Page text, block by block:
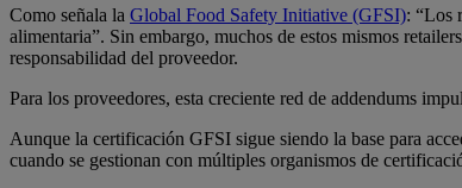
Como señala la Global Food Safety Initiative (GFSI): “Los
alimentaria”. Sin embargo, muchos de estos mismos
responsabilidad del proveedor.
Para los proveedores, esta creciente red de addendums
Aunque la certificación GFSI sigue siendo la base para
cuando se gestionan con múltiples organismos de